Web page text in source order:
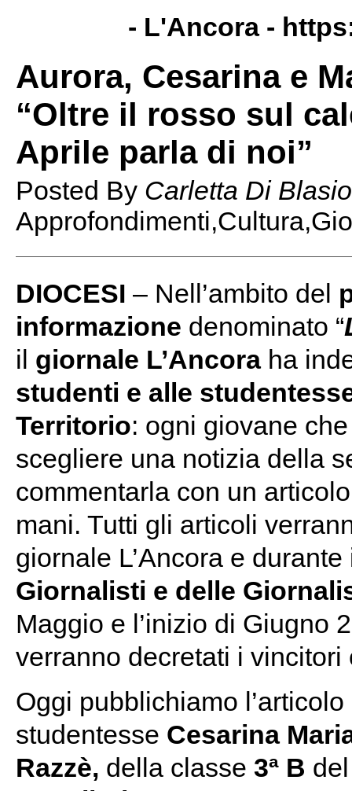
- L'Ancora -
Aurora, Cesarina e
“Oltre il rosso sul
Aprile parla di noi”
Posted By Carletta Di Blasio
DIOCESI – Nell’ambito del
informazione denominato “
il giornale L’Ancoraha
studenti e alle
Territorio: ogni giovane
scegliere una notizia della
commentarla con un
mani. Tutti gli articoli
giornale L’Ancora e
Giornalisti e delle
Maggio e l’inizio di Giugno
verranno decretati i vincitori
Oggi pubblichiamo
studentesse Cesarina
Razzè, della classe 3ª B